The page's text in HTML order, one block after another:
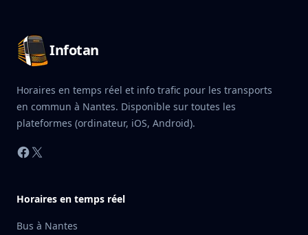
Infotan
Horaires en temps réel et info trafic pour les transports
en commun à Nantes. Disponible sur toutes les
plateformes (ordinateur, iOS, Android).
Facebook
X
Horaires en temps réel
Bus à Nantes